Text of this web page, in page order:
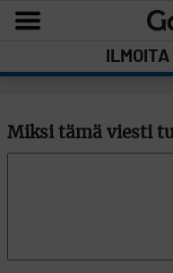
Miksi tämä viesti